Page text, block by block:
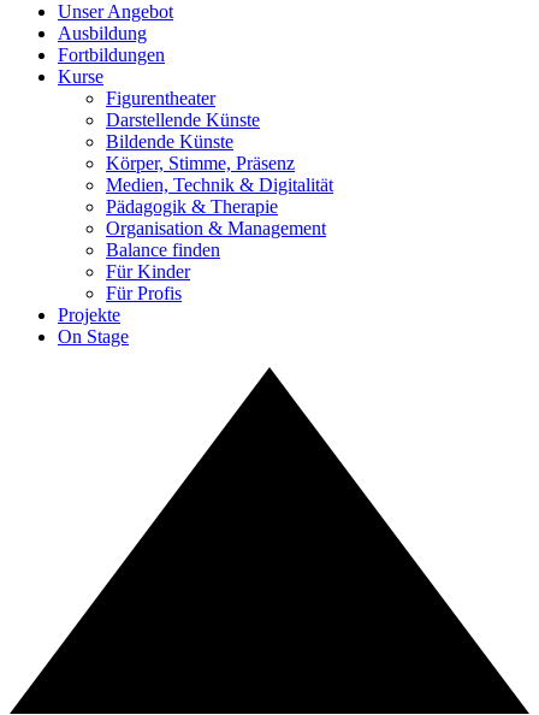
Unser Angebot
Ausbildung
Fortbildungen
Kurse
Figurentheater
Darstellende Künste
Bildende Künste
Körper, Stimme, Präsenz
Medien, Technik & Digitalität
Pädagogik & Therapie
Organisation & Management
Balance finden
Für Kinder
Für Profis
Projekte
On Stage